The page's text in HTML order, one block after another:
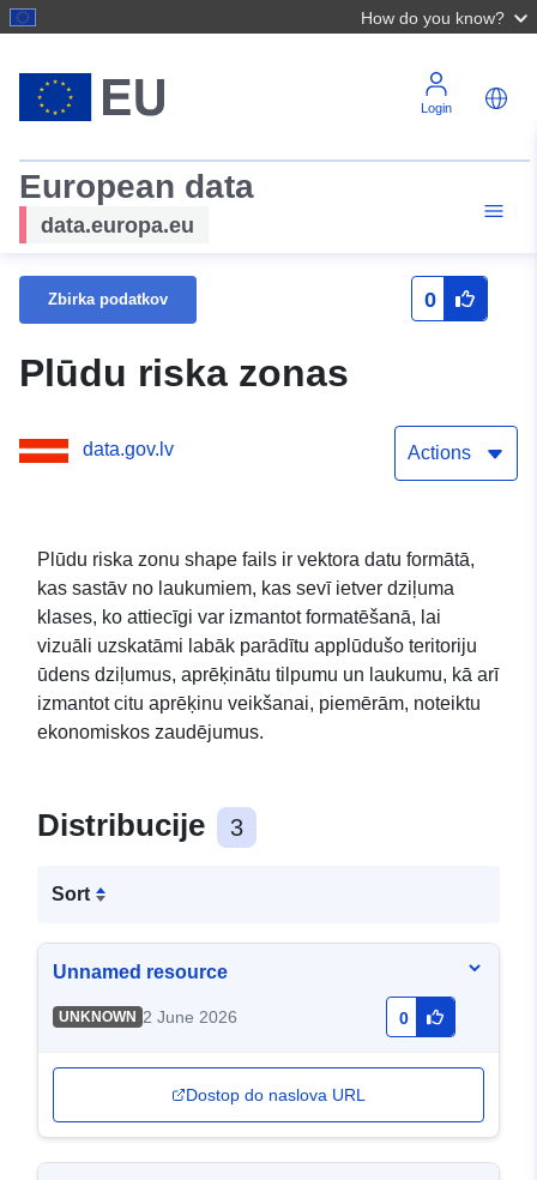
How do you know?
Login
European data
data.europa.eu
Zbirka podatkov 0
Plūdu riska zonas
data.gov.lv Actions
Plūdu riska zonu shape fails ir vektora datu formātā,
kas sastāv no laukumiem, kas sevī ietver dziļuma
klases, ko attiecīgi var izmantot formatēšanā, lai
vizuāli uzskatāmi labāk parādītu applūdušo teritoriju
ūdens dziļumus, aprēķinātu tilpumu un laukumu, kā arī
izmantot citu aprēķinu veikšanai, piemērām, noteiktu
ekonomiskos zaudējumus.
Distribucije 3
Sort
Unnamed resource
UNKNOWN 2 June 2026 0
Dostop do naslova URL